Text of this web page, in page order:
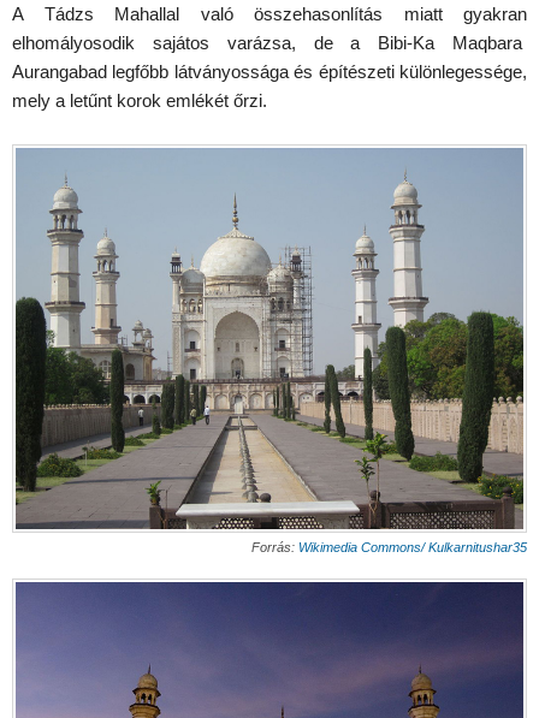
A Tádzs Mahallal való összehasonlítás miatt gyakran
elhomályosodik sajátos varázsa, de a Bibi-Ka Maqbara
Aurangabad legfőbb látványossága és építészeti különlegessége,
mely a letűnt korok emlékét őrzi.
Forrás: Wikimedia Commons/ Kulkarnitushar35